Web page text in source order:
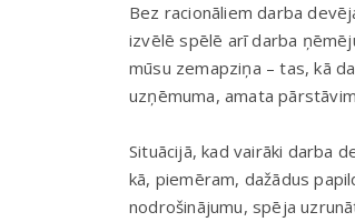
Bez racionāliem darba
izvēlē spēlē arī darba
mūsu zemapziņa – tas, kā
uzņēmuma, amata
Situācijā, kad vairāki darba
kā, piemēram, dažādus
nodrošinājumu, spēja